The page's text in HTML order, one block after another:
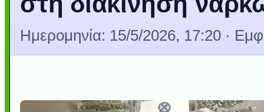
Ημερομηνία: 15/5/2026, 17:20 ·